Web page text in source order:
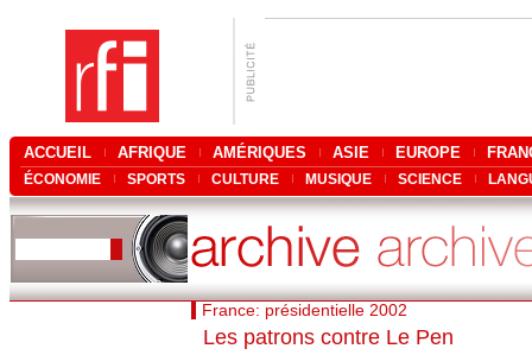
ACCUEIL AFRIQUE AMÉRIQUES ASIE EUROPE
ÉCONOMIE SPORTS CULTURE MUSIQUE SCIENCE
France: présidentielle 2002
Les patrons contre Le Pen